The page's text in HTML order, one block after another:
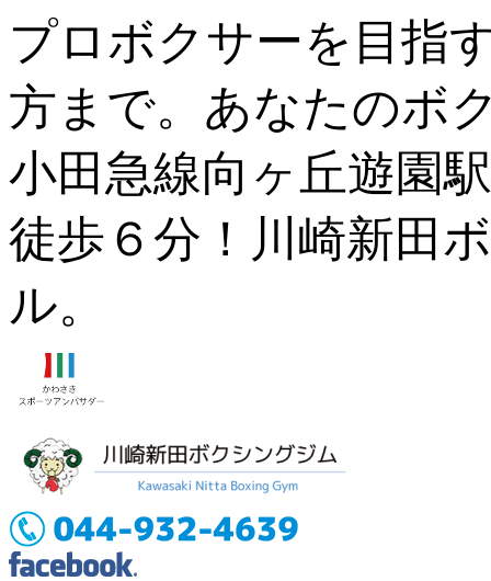
プロボクサーを目指
方まで。あなたのボ
小田急線向ヶ丘遊園
徒歩６分！川崎新田
ル。